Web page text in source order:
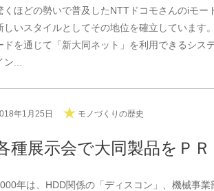
くほどの勢いで普及したNTTドコモさんのiモー
しいスタイルとしてその地位を確立しています
ドを通じて「新大同ネット」を利用できるシス
ン...
年1月25日 モノづくりの歴史
種展示会で大同製品をＰＲ
年は、HDD関係の「ディスコン」、機械事業